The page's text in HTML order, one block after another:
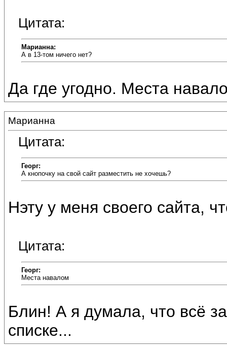
Цитата:
Марианна:
А в 13-том ничего нет?
Да где угодно. Места
Марианна
Цитата:
Георг:
А кнопочку на свой сайт разместить не хочешь?
Нэту у меня своего сайта,
Цитата:
Георг:
Места навалом
Блин! А я думала, что всё
списке...